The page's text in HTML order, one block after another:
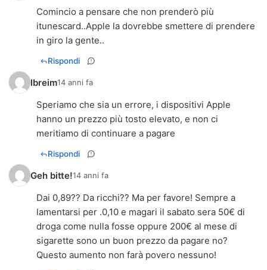
Comincio a pensare che non prenderò più
itunescard..Apple la dovrebbe smettere di prendere
in giro la gente..
Rispondi
Ibreim14 anni fa
Speriamo che sia un errore, i dispositivi Apple
hanno un prezzo più tosto elevato, e non ci
meritiamo di continuare a pagare
Rispondi
Geh bitte!14 anni fa
Dai 0,89?? Da ricchi?? Ma per favore! Sempre a
lamentarsi per .0,10 e magari il sabato sera 50€ di
droga come nulla fosse oppure 200€ al mese di
sigarette sono un buon prezzo da pagare no?
Questo aumento non farà povero nessuno!